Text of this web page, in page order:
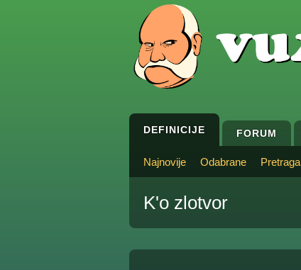
DEFINICIJE FORUM
Najnovije Odabrane Pretraga
K'o zlotvor